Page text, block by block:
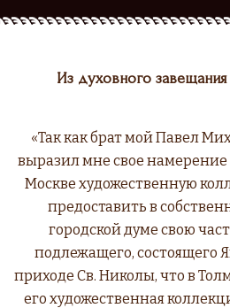
Из духовного
«Так как брат мой Павел
выразил мне свое намерение
Москве художественную
предоставить в
городской думе свою
подлежащего, состоящего
приходе Св. Николы, что в
его художественная